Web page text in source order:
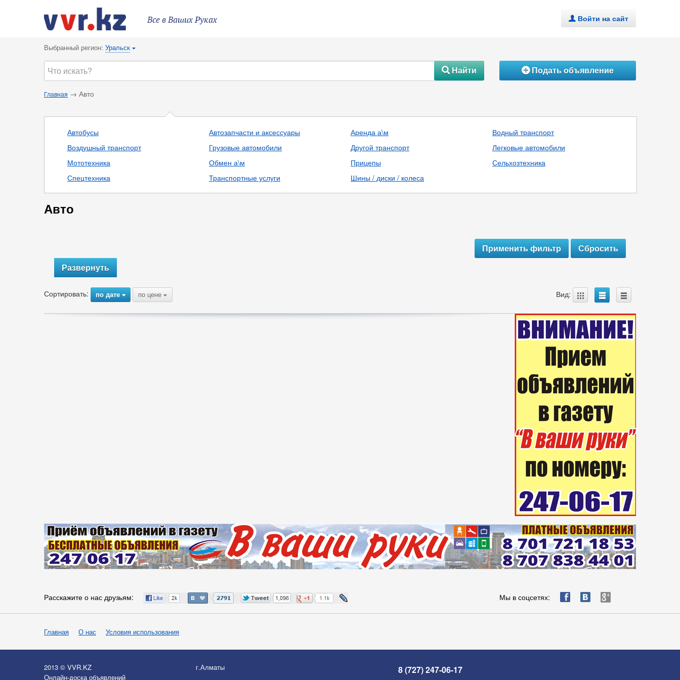
Все в Ваших Руках . Войти на сайт
Выбранный регион: Уральск {
#Найти ÁПодать объявление
Главная → Авто
Автобусы
Воздушный транспорт
Мототехника
Спецтехника
Автозапчасти и аксессуары
Грузовые автомобили
Обмен а\м
Транспортные услуги
Аренда а\м
Другой транспорт
Прицепы
Шины / диски / колеса
Водный транспорт
Легковые автомобили
Сельхозтехника
Авто
Развернуть
Сортировать: по дате{ по цене { Вид: A B C
Расскажите о нас друзьям: Мы в соцсетях: ä æ è
Главная О нас Условия использования
2013 © VVR.KZ
Онлайн-доска объявлений
г.Алматы 8 (727) 247-06-17